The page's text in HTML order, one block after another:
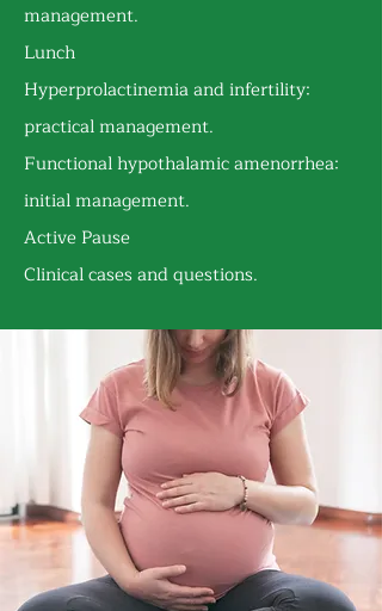
management.
Lunch
Hyperprolactinemia and infertility:
practical management.
Functional hypothalamic amenorrhea:
initial management.
Active Pause
Clinical cases and questions.